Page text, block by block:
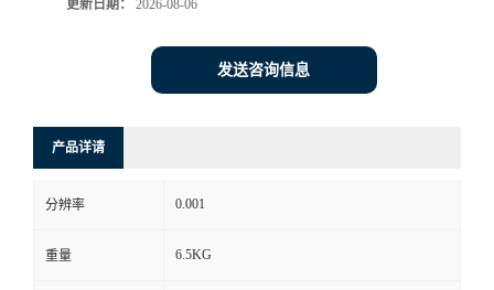
更新日期： 2026-08-06
发送咨询信息
产品详请
分辨率 0.001
重量 6.5KG